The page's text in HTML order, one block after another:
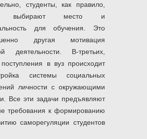
студенты, как правило,
выбирают место и
для обучения. Это
другая мотивация
деятельности. В-третьих,
в вуз происходит
системы социальных
личности с окружающими
Все эти задачи предъявляют
требования к формированию
саморегуляции студентов